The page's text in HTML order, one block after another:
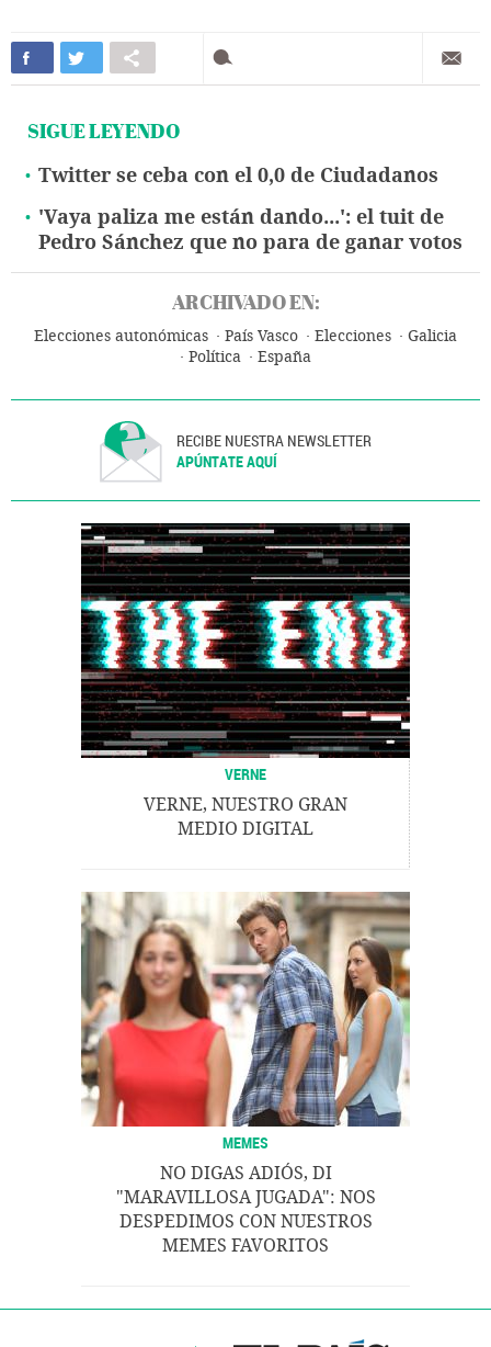
SIGUE LEYENDO
Twitter se ceba con el 0,0 de Ciudadanos
'Vaya paliza me están dando...': el tuit de
Pedro Sánchez que no para de ganar votos
ARCHIVADO EN:
Elecciones autonómicas País Vasco Elecciones
Galicia
Política
España
RECIBE NUESTRA NEWSLETTER
APÚNTATE AQUÍ
VERNE
VERNE, NUESTRO GRAN
MEDIO DIGITAL
MEMES
NO DIGAS ADIÓS, DI
"MARAVILLOSA JUGADA": NOS
DESPEDIMOS CON NUESTROS
MEMES FAVORITOS